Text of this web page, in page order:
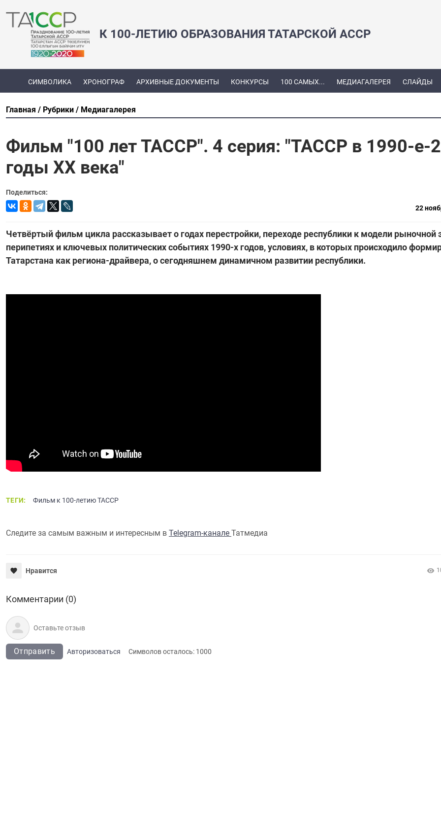
К 100-ЛЕТИЮ ОБРАЗОВАНИЯ ТАТАРСКОЙ АССР
СИМВОЛИКА ХРОНОГРАФ АРХИВНЫЕ ДОКУМЕНТЫ КОНКУРСЫ 100 САМЫХ... МЕДИАГАЛЕРЕЯ СЛАЙДЫ
Главная Рубрики Медиагалерея
Фильм "100 лет ТАССР". 4 серия: "ТАССР в 1990-е-
годы ХХ века"
Поделиться:
22
Четвёртый фильм цикла рассказывает о годах перестройки, переходе республики к модели рыночной
перипетиях и ключевых политических событиях 1990-х годов, условиях, в которых происходило
Татарстана как региона-драйвера, о сегодняшнем динамичном развитии республики.
ТЕГИ: Фильм к 100-летию ТАССР
Следите за самым важным и интересным в Telegram-канале Татмедиа
Нравится
Комментарии (0)
Отправить Авторизоваться Символов осталось: 1000